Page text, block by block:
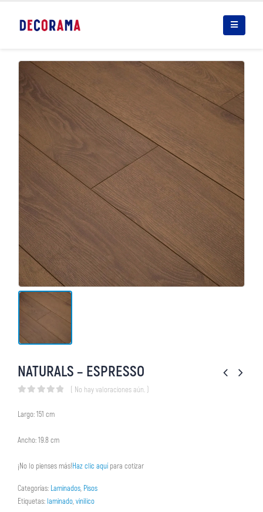
NATURALS – ESPRESSO
( No hay valoraciones aún. )
Largo: 151 cm
Ancho: 19.8 cm
¡No lo pienses más!Haz clic aquípara cotizar
Categorías: Laminados, Pisos
Etiquetas: laminado,vinilico